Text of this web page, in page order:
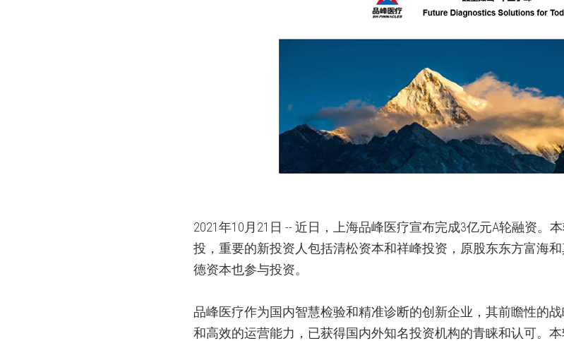
2021年10 月 21 日 -- 近日，上海品峰医疗宣布完成3亿元A轮融资。
投，重要的新投资人包括清松资本和祥峰投资，原股东东方富海
德资本也参与投资。
品峰医疗作为国内智慧检验和精准诊断的创新企业，其前瞻性的
和高效的运营能力，已获得国内外知名投资机构的青睐和认可。